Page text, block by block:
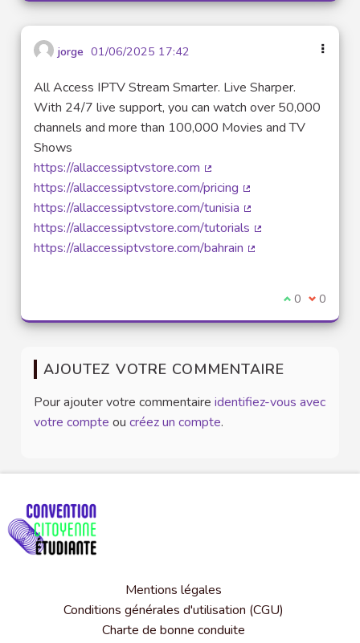
jorge 01/06/2025 17:42
All Access IPTV Stream Smarter. Live Sharper.
With 24/7 live support, you can watch over 50,000
channels and more than 100,000 Movies and TV
Shows
https://allaccessiptvstore.com
(Lien externe)
https://allaccessiptvstore.com/pricing
(Lien externe)
https://allaccessiptvstore.com/tunisia
(Lien externe)
https://allaccessiptvstore.com/tutorials
(Lien externe)
https://allaccessiptvstore.com/bahrain
Je suis
0 Je ne
0
AJOUTEZ VOTRE COMMENTAIRE
Pour ajouter votre commentaire identifiez-vous avec
votre compte ou créez un compte.
Mentions légales
Conditions générales d'utilisation (CGU)
Charte de bonne conduite